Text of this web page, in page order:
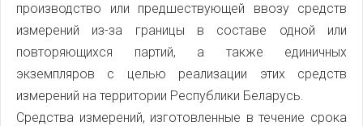
производство или предшествующей ввозу средств
измерений из-за границы в составе одной или
повторяющихся партий, а также единичных
экземпляров с целью реализации этих средств
измерений на территории Республики Беларусь.
Средства измерений, изготовленные в течение срока